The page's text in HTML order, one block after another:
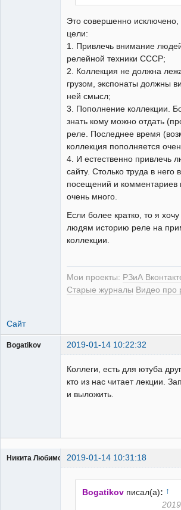
Это совершенно исключено,
цели:
1. Привлечь внимание
релейной техники СССР;
2. Коллекция не должна
грузом, экспонаты должны
ней смысл;
3. Пополнение коллекции.
знать кому можно отдать
реле. Последнее время
коллекция пополняется
4. И естественно привлечь
сайту. Столько труда в него
посещений и комментариев
очень много.
Если более кратко, то я
людям историю реле на
коллекции.
Мои проекты: РЗиА
Старые журналы Видео про
Сайт
Bogatikov 2019-01-14 10:22:32
Коллеги, есть для ютуба
кто из нас читает лекции.
и выложить.
Никита Любимов 2019-01-14 10:31:18
Bogatikov писал(а): ↑